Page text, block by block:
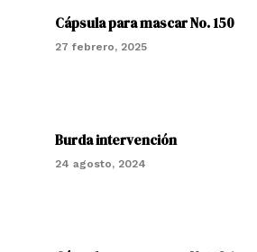
Cápsula para mascar No. 150
27 febrero, 2025
Burda intervención
24 agosto, 2024